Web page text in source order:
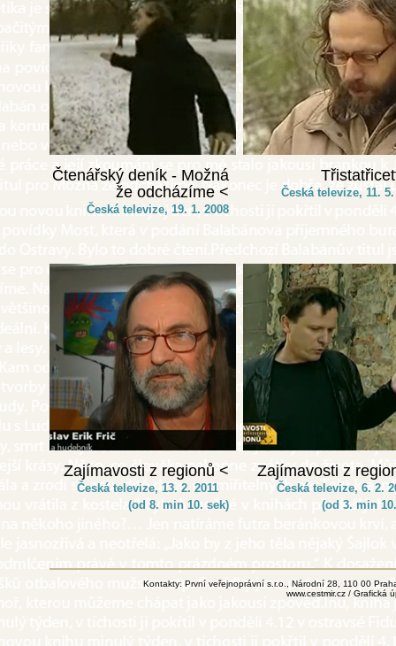
Čtenářský deník - Možná
že odcházíme <
Česká televize, 19. 1. 2008
Česká televize, 11. 5.
Zajímavosti z regionů <
Česká televize, 13. 2. 2011
(od 8. min 10. sek)
Zajímavosti z
Česká televize, 6. 2.
(od 3. min 10.
Kontakty: První veřejnoprávní s.r.o., Národní 28, 110 00
www.cestmir.cz / Grafická